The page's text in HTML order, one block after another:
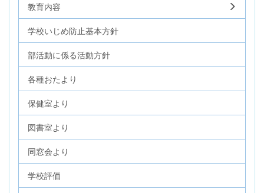
教育内容
学校いじめ防止基本方針
部活動に係る活動方針
各種おたより
保健室より
図書室より
同窓会より
学校評価